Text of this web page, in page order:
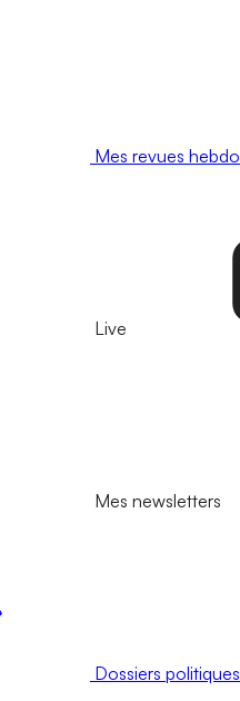
Mes revues hebdo
Live
Mes newsletters
Dossiers politiques